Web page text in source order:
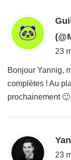
23
Bonjour Yannig,
complètes ! Au
prochainement 🙂
23